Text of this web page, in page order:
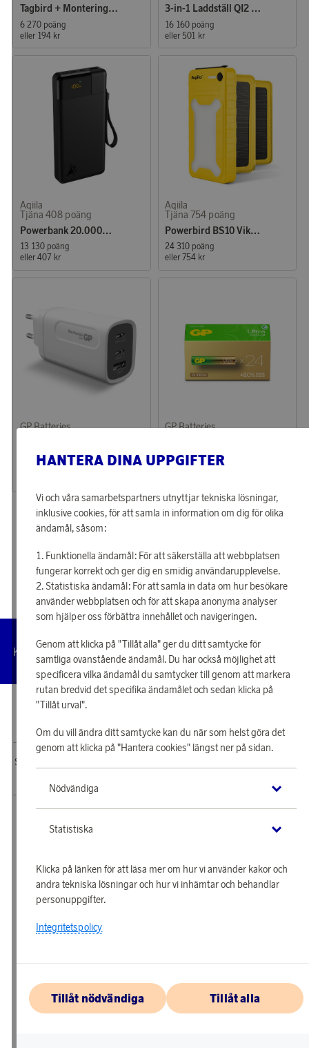
Tagbird + Monteringshölje
6 270 poäng
eller 194 kr
3-in-1 Laddställ QI2 15W
16 160 poäng
eller 501 kr
Aqiila
Tjäna 408 poäng
Powerbank 20.000mAh 65W
13 130 poäng
eller 407 kr
Aqiila
Tjäna 754 poäng
Powerbird BS10 Vikbar Solar Powerbank 10.000mAh + Lampa
24 310 poäng
eller 754 kr
GP Batteries
Väggladdare GaN PD 65W 2x USB-C 1x USB-A
24 400 poäng
GP Batteries
2 960 poäng
HANTERA DINA UPPGIFTER
Vi och våra samarbetspartners utnyttjar tekniska lösningar,
inklusive cookies, för att samla in information om dig för olika
ändamål, såsom:
Funktionella ändamål: För att säkerställa att webbplatsen
fungerar korrekt och ger dig en smidig användarupplevelse.
Statistiska ändamål: För att samla in data om hur besökare
använder webbplatsen och för att skapa anonyma analyser
som hjälper oss förbättra innehållet och navigeringen.
Genom att klicka på "Tillåt alla" ger du ditt samtycke för
samtliga ovanstående ändamål. Du har också möjlighet att
specificera vilka ändamål du samtycker till genom att markera
rutan bredvid det specifika ändamålet och sedan klicka på
"Tillåt urval".
Om du vill ändra ditt samtycke kan du när som helst göra det
genom att klicka på "Hantera cookies" längst ner på sidan.
Nödvändiga
Statistiska
Klicka på länken för att läsa mer om hur vi använder kakor och
andra tekniska lösningar och hur vi inhämtar och behandlar
personuppgifter.
Integritetspolicy
Tillåt nödvändiga Tillåt alla
Kundservice Villkor Integritetspolicy
Hantera
cookies
© 2026 Scandinavian Airlines System-Denmark-Norway-Sweden, org.nr
SAS EuroBonus webbshop drivs av Awardit CLS AB. Copyright © 2026 Awardit